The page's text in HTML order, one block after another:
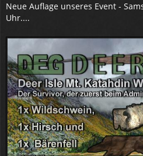
Neue Auflage unseres Event -
Uhr....